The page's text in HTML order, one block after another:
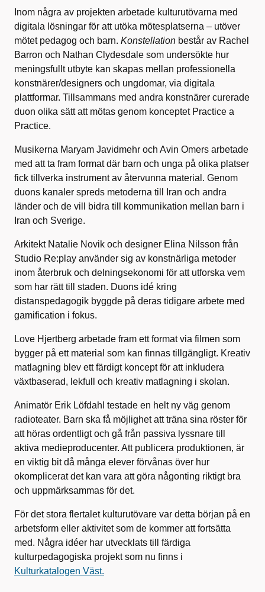
Inom några av projekten arbetade kulturutövarna med
digitala lösningar för att utöka mötesplatserna – utöver
mötet pedagog och barn. Konstellation består av Rachel
Barron och Nathan Clydesdale som undersökte hur
meningsfullt utbyte kan skapas mellan professionella
konstnärer/designers och ungdomar, via digitala
plattformar. Tillsammans med andra konstnärer curerade
duon olika sätt att mötas genom konceptet Practice a
Practice.
Musikerna Maryam Javidmehr och Avin Omers arbetade
med att ta fram format där barn och unga på olika platser
fick tillverka instrument av återvunna material. Genom
duons kanaler spreds metoderna till Iran och andra
länder och de vill bidra till kommunikation mellan barn i
Iran och Sverige.
Arkitekt Natalie Novik och designer Elina Nilsson från
Studio Re:play använder sig av konstnärliga metoder
inom återbruk och delningsekonomi för att utforska vem
som har rätt till staden. Duons idé kring
distanspedagogik byggde på deras tidigare arbete med
gamification i fokus.
Love Hjertberg arbetade fram ett format via filmen som
bygger på ett material som kan finnas tillgängligt. Kreativ
matlagning blev ett färdigt koncept för att inkludera
växtbaserad, lekfull och kreativ matlagning i skolan.
Animatör Erik Löfdahl testade en helt ny väg genom
radioteater. Barn ska få möjlighet att träna sina röster för
att höras ordentligt och gå från passiva lyssnare till
aktiva medieproducenter. Att publicera produktionen, är
en viktig bit då många elever förvånas över hur
okomplicerat det kan vara att göra någonting riktigt bra
och uppmärksammas för det.
För det stora flertalet kulturutövare var detta början på en
arbetsform eller aktivitet som de kommer att fortsätta
med. Några idéer har utvecklats till färdiga
kulturpedagogiska projekt som nu finns i
Kulturkatalogen Väst.